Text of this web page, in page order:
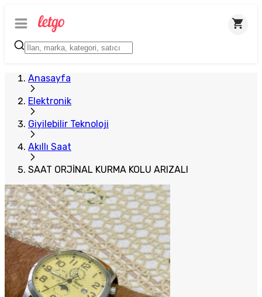
Anasayfa
Elektronik
Giyilebilir Teknoloji
Akıllı Saat
SAAT ORJİNAL KURMA KOLU ARIZALI